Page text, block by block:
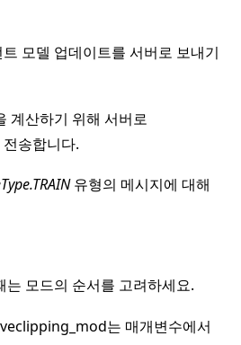
토리얼
모델 업데이트를 서버로 보내기
계산하기 위해 서버로
전송합니다.
유형의 메시지에 대해
는 모드의 순서를 고려하세요.
는 매개변수에서